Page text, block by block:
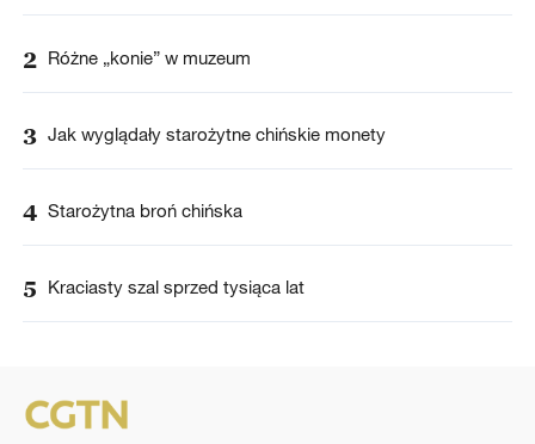
2 Różne „konie” w muzeum
3 Jak wyglądały starożytne chińskie monety
4 Starożytna broń chińska
5 Kraciasty szal sprzed tysiąca lat